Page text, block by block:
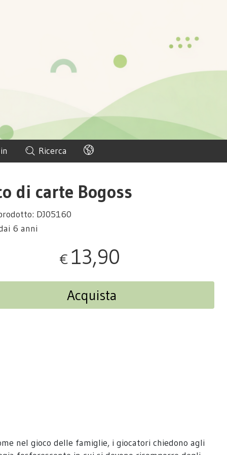
Ricerca
di carte Bogoss
DJ05160
6 anni
€ 13,90
Acquista
nel gioco delle famiglie, i giocatori chiedono agli